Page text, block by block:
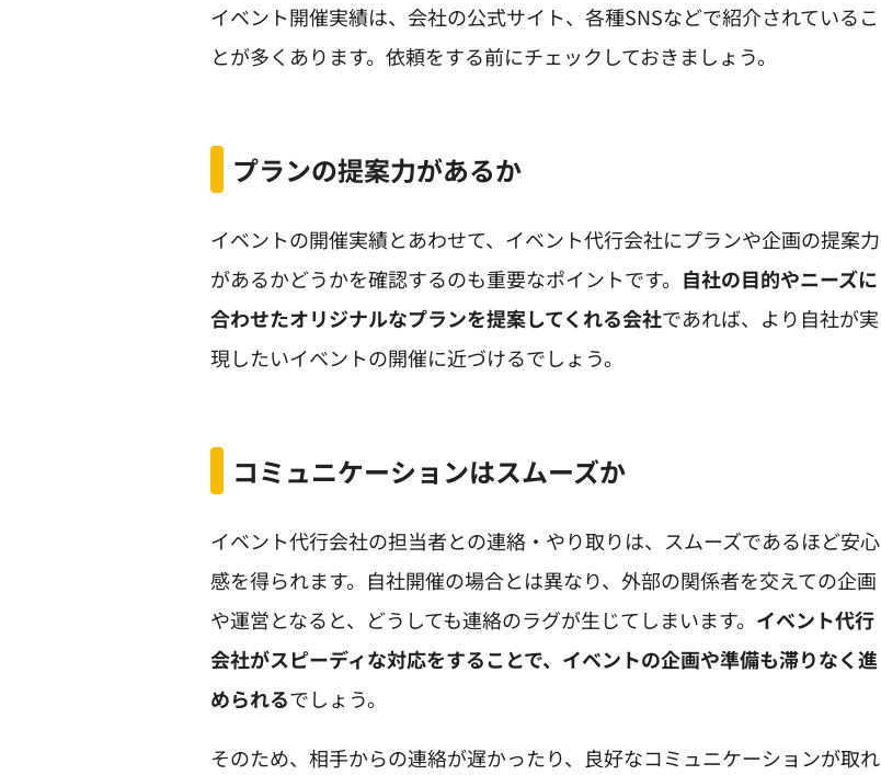
イベント開催実績は、会社の公式サイト、各種SNSなどで紹介されているこ
とが多くあります。依頼をする前にチェックしておきましょう。
プランの提案力があるか
イベントの開催実績とあわせて、イベント代行会社にプランや企画の提案力
があるかどうかを確認するのも重要なポイントです。 自社の目的やニーズに
合わせたオリジナルなプランを提案してくれる会社であれば、より自社が実
現したいイベントの開催に近づけるでしょう。
コミュニケーションはスムーズか
イベント代行会社の担当者との連絡・やり取りは、スムーズであるほど安心
感を得られます。自社開催の場合とは異なり、外部の関係者を交えての企画
や運営となると、どうしても連絡のラグが生じてしまいます。 イベント代行
会社がスピーディな対応をすることで、イベントの企画や準備も滞りなく進
められるでしょう。
そのため、相手からの連絡が遅かったり、良好なコミュニケーションが取れ